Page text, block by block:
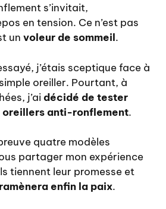
s’invitait,
en tension. Ce n’est pas
un voleur de sommeil.
j’étais sceptique face à
oreiller. Pourtant, à
j’aidécidé de tester
oreillers anti-ronflement.
quatre modèles
partager mon expérience
tiennent leur promesse et
enfin la paix.